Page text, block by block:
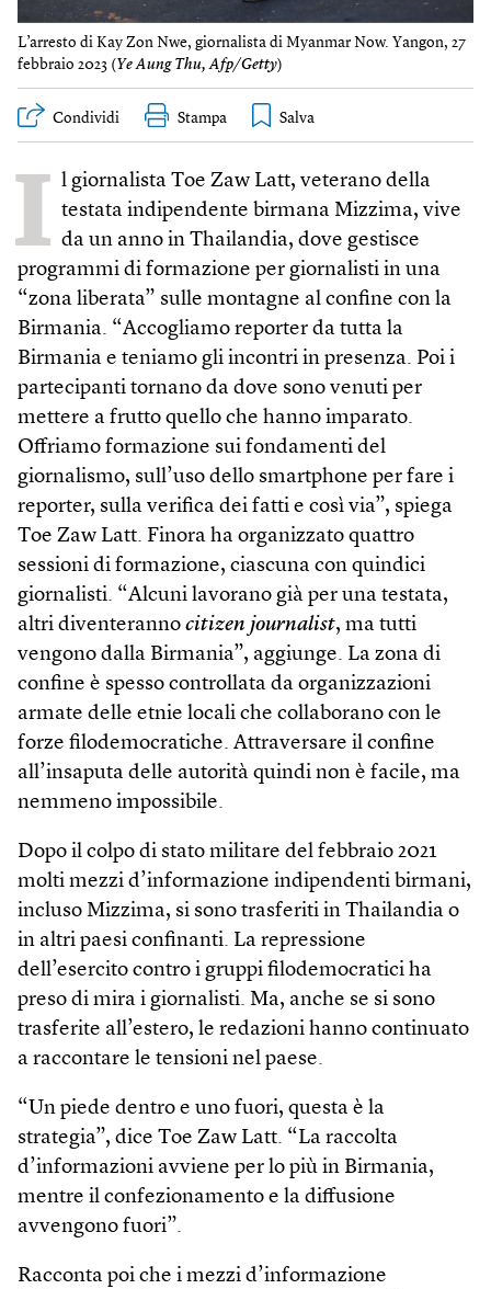
L’arresto di Kay Zon Nwe, giornalista di Myanmar Now. Yangon, 27
febbraio 2023 ( Ye Aung Thu, Afp/Getty)
Condividi Stampa
I l giornalista Toe Zaw Latt, veterano della
testata indipendente birmana Mizzima, vive
da un anno in Thailandia, dove gestisce
programmi di formazione per giornalisti in una
“zona liberata” sulle montagne al confine con la
Birmania. “Accogliamo reporter da tutta la
Birmania e teniamo gli incontri in presenza. Poi i
partecipanti tornano da dove sono venuti per
mettere a frutto quello che hanno imparato.
Offriamo formazione sui fondamenti del
giornalismo, sull’uso dello smartphone per fare i
reporter, sulla verifica dei fatti e così via”, spiega
Toe Zaw Latt. Finora ha organizzato quattro
sessioni di formazione, ciascuna con quindici
giornalisti. “Alcuni lavorano già per una testata,
altri diventeranno citizen journalist, ma tutti
vengono dalla Birmania”, aggiunge. La zona di
confine è spesso controllata da organizzazioni
armate delle etnie locali che collaborano con le
forze filodemocratiche. Attraversare il confine
all’insaputa delle autorità quindi non è facile, ma
nemmeno impossibile.
Dopo il colpo di stato militare del febbraio 2021
molti mezzi d’informazione indipendenti birmani,
incluso Mizzima, si sono trasferiti in Thailandia o
in altri paesi confinanti. La repressione
dell’esercito contro i gruppi filodemocratici ha
preso di mira i giornalisti. Ma, anche se si sono
trasferite all’estero, le redazioni hanno continuato
a raccontare le tensioni nel paese.
“Un piede dentro e uno fuori, questa è la
strategia”, dice Toe Zaw Latt. “La raccolta
d’informazioni avviene per lo più in Birmania,
mentre il confezionamento e la diffusione
avvengono fuori”.
Racconta poi che i mezzi d’informazione